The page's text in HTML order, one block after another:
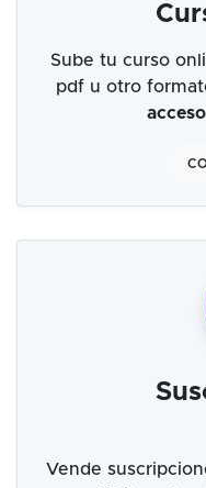
Sube tu curso
pdf u otro
Vende